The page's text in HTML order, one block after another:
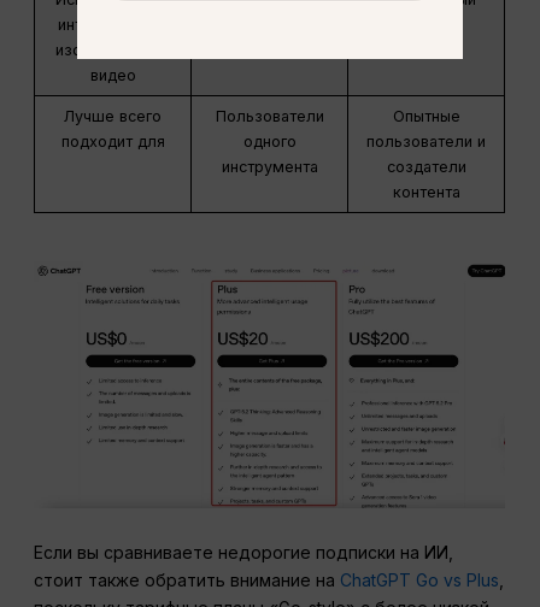
интеллект для
изображений и
видео
Лучше всего
подходит для
Пользователи
одного
инструмента
Опытные
пользователи и
создатели
контента
Если вы сравниваете недорогие подписки на ИИ,
стоит также обратить внимание на ChatGPT Go vs Plus